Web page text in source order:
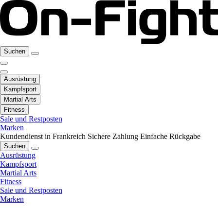
Suchen
Ausrüstung
Kampfsport
Martial Arts
Fitness
Sale und Restposten
Marken
Kundendienst in Frankreich Sichere Zahlung Einfache Rückgabe
Suchen
Ausrüstung
Kampfsport
Martial Arts
Fitness
Sale und Restposten
Marken